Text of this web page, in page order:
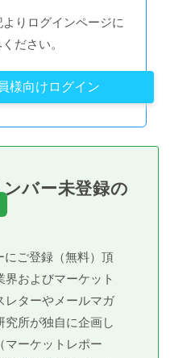
りログインページに
ださい。
様向けログイン
バー未登録の
にご登録（無料）頂
界およびマーケット
レターやメールマガ
究所が独自に企画し
マーケットレポー